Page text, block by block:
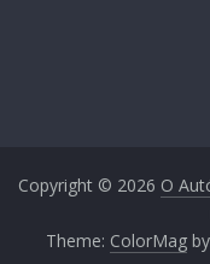
Copyright © 2026 O
Theme: ColorMagby